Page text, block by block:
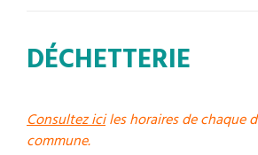
DÉCHETTERIE
Consultez iciles horaires de chaque
commune.